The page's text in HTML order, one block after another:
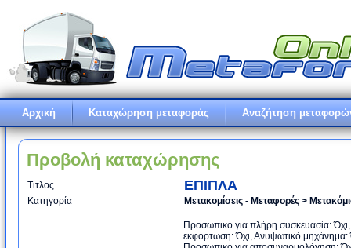
Αρχική Καταχώρηση μεταφοράς Αναζήτηση
Προβολή καταχώρησης
Τίτλος ΕΠΙΠΛΑ
Κατηγορία Μετακομίσεις - Μεταφορές >
Προσωπικό για πλήρη συσκευασία:
εκφόρτωση: Όχι, Ανυψωτικό μηχάνημα: